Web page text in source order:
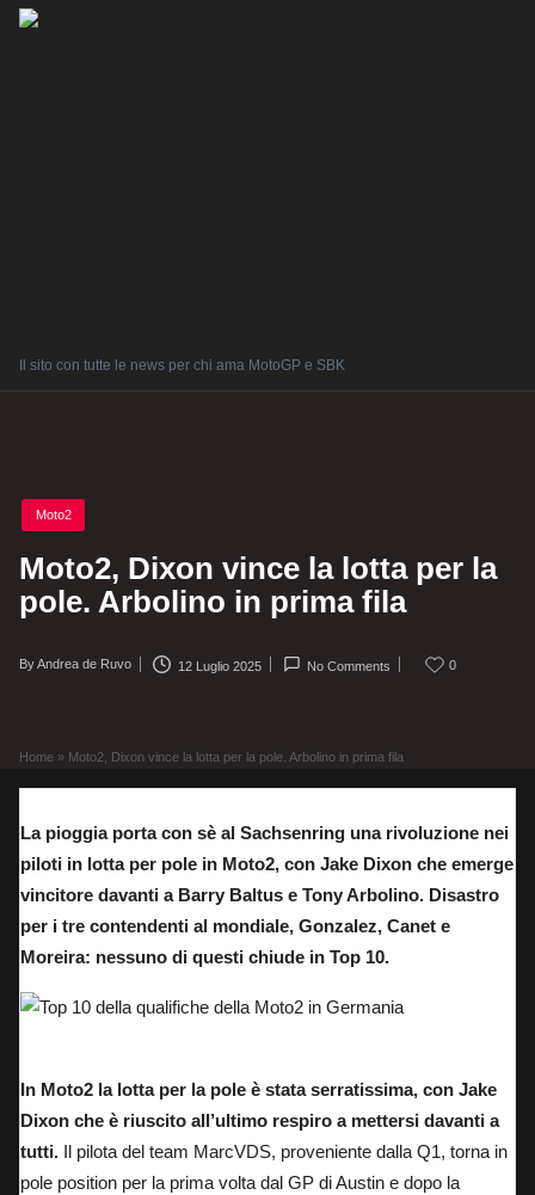
Il sito con tutte le news per chi ama MotoGP e SBK
Posted
in
Moto2
Moto2, Dixon vince la lotta per la
pole. Arbolino in prima fila
Posted
ByAndrea de Ruvo 12 Luglio 2025 No Comments 0
Home » Moto2, Dixon vince la lotta per la pole. Arbolino in prima fila
La pioggia porta con sè al Sachsenring una rivoluzione nei
piloti in lotta per pole in Moto2, con Jake Dixon che emerge
vincitore davanti a Barry Baltus e Tony Arbolino. Disastro
per i tre contendenti al mondiale, Gonzalez, Canet e
Moreira: nessuno di questi chiude in Top 10.
In Moto2 la lotta per la pole è stata serratissima, con Jake
Dixon che è riuscito all’ultimo respiro a mettersi davanti a
tutti. Il pilota del team MarcVDS, proveniente dalla Q1, torna in
pole position per la prima volta dal GP di Austin e dopo la